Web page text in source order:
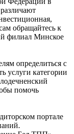
обращайтесь к
филиал Минское
определиться с
услуги категории
помочь
портале